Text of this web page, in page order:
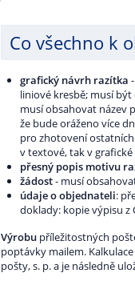
Co všechno k
grafický návrh razítka
liniové kresbě; musí být
musí obsahovat název
že bude oráženo více
pro zhotovení
v textové, tak v
přesný popis motivu
žádost- musí
údaje o objednateli:
doklady: kopie výpisu z
Výrobu příležitostných
poptávky mailem.
pošty, s. p. a je následně